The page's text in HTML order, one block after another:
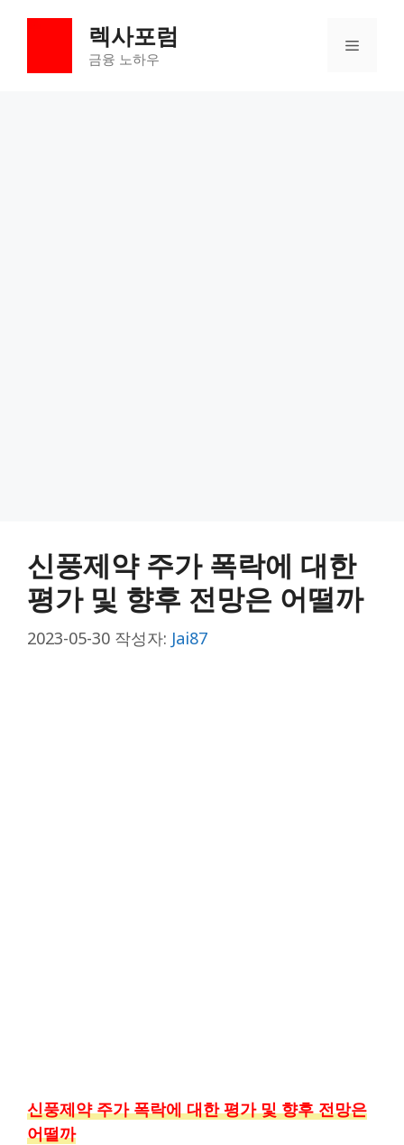
렉사포럼
금융 노하우
메
신풍제약 주가 폭락에 대한
평가 및 향후 전망은 어떨까
2023-05-30 작성자: Jai87
신풍제약 주가 폭락에 대한 평가 및 향후 전망은
어떨까